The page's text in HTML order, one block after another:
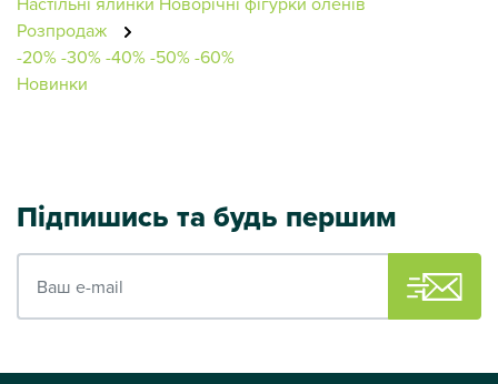
Розпродаж
-20%-30%-40%-50%-60%
Новинки
Підпишись та будь першим